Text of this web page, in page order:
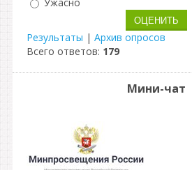
Результаты | Архив опросов
Всего ответов: 179
Мини-чат